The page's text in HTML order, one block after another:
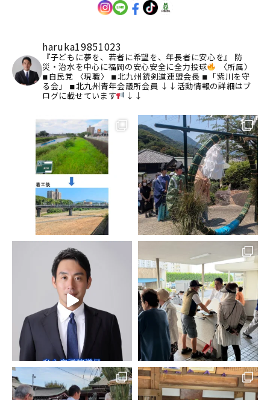
haruka19851023
『子どもに夢を、若者に希望を、年長者に安心を』
防
災・治水を中心に福岡の安心安全に全力投球
〈所属〉
◾︎自民党 〈現職〉 ◾︎北九州銃剣道連盟会長 ◾︎「紫川を守
る会」
◾︎北九州青年会議所会員 ↓↓活動情報の詳細はブ
ログに載せています
↓↓